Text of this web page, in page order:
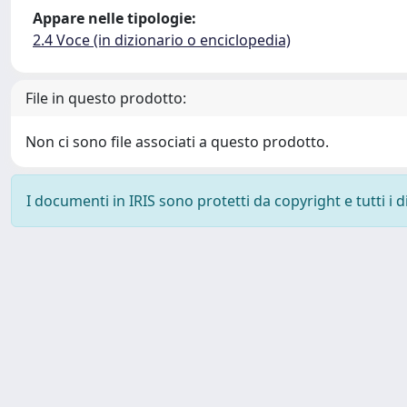
Appare nelle tipologie:
2.4 Voce (in dizionario o enciclopedia)
File in questo prodotto:
Non ci sono file associati a questo prodotto.
I documenti in IRIS sono protetti da copyright e tutti i